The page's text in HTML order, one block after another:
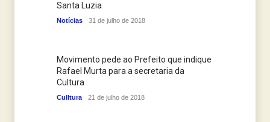
Santa Luzia
Notícias 31 de julho de 2018
Movimento pede ao Prefeito que indique
Rafael Murta para a secretaria da
Cultura
Culltura 21 de julho de 2018